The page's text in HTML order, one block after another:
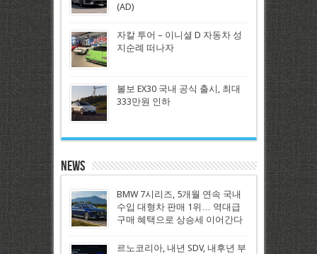
(AD)
자칼 투어 – 이니셜 D 자동차 성
지순례 떠나자
볼보 EX30 국내 공식 출시, 최대
333만원 인하
News
BMW 7시리즈, 5개월 연속 국내
수입 대형차 판매 1위… 역대급
구매 혜택으로 상승세 이어간다
르노코리아, 내년 SDV, 내후년 부